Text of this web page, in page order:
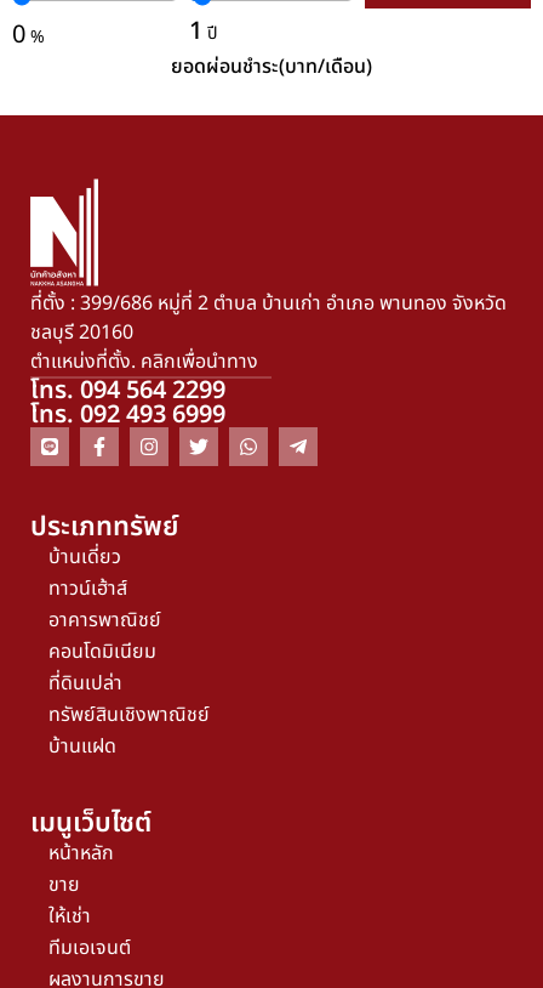
0% 1 ปี
ยอดผ่อนชำระ(บาท/เดือน)
ที่ตั้ง : 399/686 หมู่ที่ 2 ตำบล บ้านเก่า อำเภอ พานทอง จังหวัด
ชลบุรี 20160
ตำแหน่งที่ตั้ง. คลิกเพื่อนำทาง
โทร. 094 564 2299
โทร. 092 493 6999
ประเภททรัพย์
บ้านเดี่ยว
ทาวน์เฮ้าส์
อาคารพาณิชย์
คอนโดมิเนียม
ที่ดินเปล่า
ทรัพย์สินเชิงพาณิชย์
บ้านแฝด
เมนูเว็บไซต์
หน้าหลัก
ขาย
ให้เช่า
ทีมเอเจนต์
ผลงานการขาย